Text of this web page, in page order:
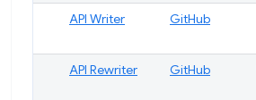
API Writer
GitHub
API Rewriter GitHub